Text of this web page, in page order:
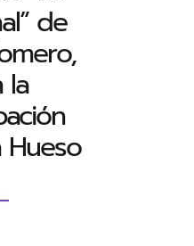
de
la